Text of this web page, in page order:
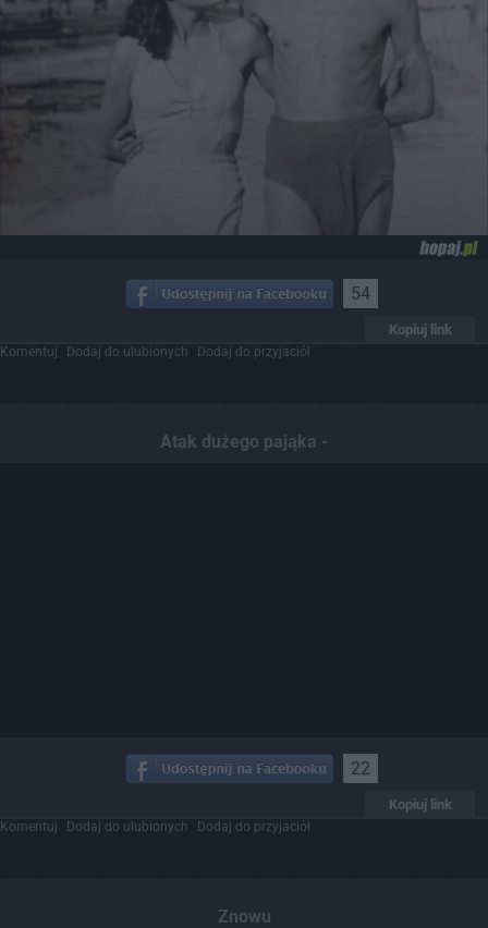
54
Kopiuj link
Komentuj Dodaj do ulubionych Dodaj do przyjaciół
Atak dużego pająka -
22
Kopiuj link
Komentuj Dodaj do ulubionych Dodaj do przyjaciół
Znowu